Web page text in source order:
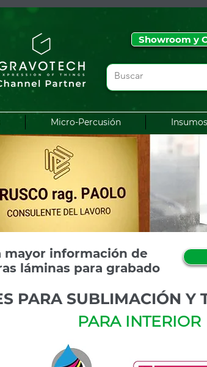
Showroom y
Micro-Percusión
mayor información de
láminas para grabado
PARA SUBLIMACIÓN Y
PARA INTERIOR